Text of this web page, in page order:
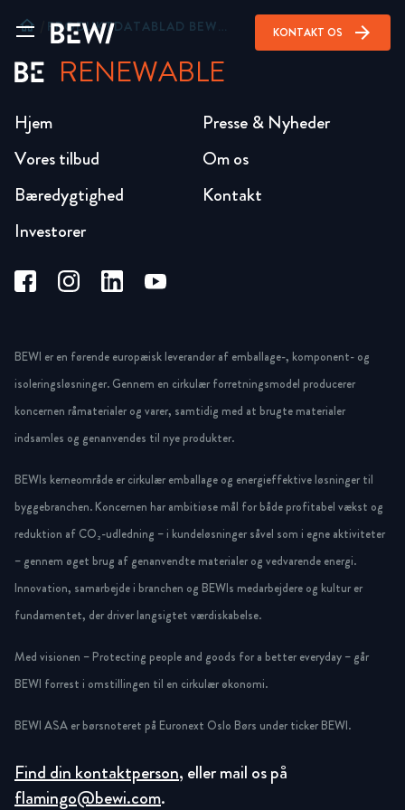
KONTAKT OS arrow_forward
home PRODUKTDATABLAD BEWI SUPER EPS 80 FACADE
RENEWABLE
Hjem
Vores tilbud
Bæredygtighed
Investorer
Presse & Nyheder
Om os
Kontakt
BEWI er en førende europæisk leverandør af emballage-, komponent- og
isoleringsløsninger. Gennem en cirkulær forretningsmodel producerer
koncernen råmaterialer og varer, samtidig med at brugte materialer
indsamles og genanvendes til nye produkter.
BEWIs kerneområde er cirkulær emballage og energieffektive løsninger til
byggebranchen. Koncernen har ambitiøse mål for både profitabel vækst og
reduktion af CO₂-udledning – i kundeløsninger såvel som i egne aktiviteter
– gennem øget brug af genanvendte materialer og vedvarende energi.
Innovation, samarbejde i branchen og BEWIs medarbejdere og kultur er
fundamentet, der driver langsigtet værdiskabelse.
Med visionen – Protecting people and goods for a better everyday – går
BEWI forrest i omstillingen til en cirkulær økonomi.
BEWI ASA er børsnoteret på Euronext Oslo Børs under ticker BEWI.
Find din kontaktperson, eller mail os på
flamingo@bewi.com.